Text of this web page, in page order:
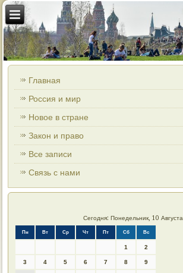
Главная
Россия и мир
Новое в стране
Закон и право
Все записи
Связь с нами
Сегодня: Понедельник, 10 Августа
Пн Вт Ср Чт Пт Сб Вс
1 2
3 4 5 6 7 8 9